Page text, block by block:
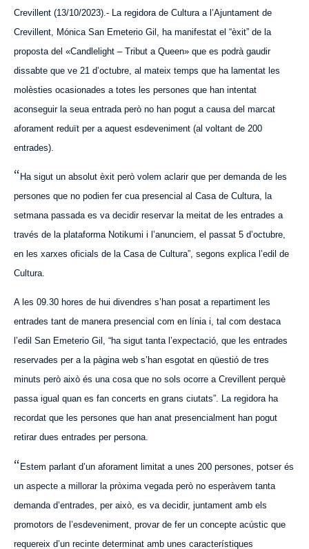
Crevillent (13/10/2023).- La regidora de Cultura a l’Ajuntament de
Crevillent, Mónica San Emeterio Gil, ha manifestat el “èxit” de la
proposta del «Candlelight – Tribut a Queen» que es podrà gaudir
dissabte que ve 21 d’octubre, al mateix temps que ha lamentat les
molèsties ocasionades a totes les persones que han intentat
aconseguir la seua entrada però no han pogut a causa del marcat
aforament reduït per a aquest esdeveniment (al voltant de 200
entrades).
“ Ha sigut un absolut èxit però volem aclarir que per demanda de les
persones que no podien fer cua presencial al Casa de Cultura, la
setmana passada es va decidir reservar la meitat de les entrades a
través de la plataforma Notikumi i l’anunciem, el passat 5 d’octubre,
en les xarxes oficials de la Casa de Cultura”, segons explica l’edil de
Cultura.
A les 09.30 hores de hui divendres s’han posat a repartiment les
entrades tant de manera presencial com en línia i, tal com destaca
l’edil San Emeterio Gil, “ha sigut tanta l’expectació, que les entrades
reservades per a la pàgina web s’han esgotat en qüestió de tres
minuts però això és una cosa que no sols ocorre a Crevillent perquè
passa igual quan es fan concerts en grans ciutats”. La regidora ha
recordat que les persones que han anat presencialment han pogut
retirar dues entrades per persona.
“ Estem parlant d’un aforament limitat a unes 200 persones, potser és
un aspecte a millorar la pròxima vegada però no esperàvem tanta
demanda d’entrades, per això, es va decidir, juntament amb els
promotors de l’esdeveniment, provar de fer un concepte acústic que
requereix d’un recinte determinat amb unes característiques